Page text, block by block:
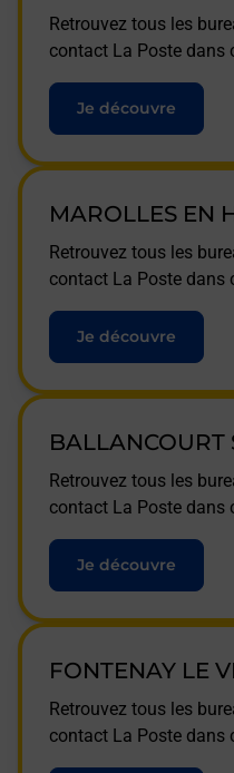
Retrouvez tous les
contact La Poste dans
Je découvre
MAROLLES EN
Retrouvez tous les
contact La Poste dans
Je découvre
BALLANCOURT
Retrouvez tous les
contact La Poste dans
Je découvre
FONTENAY LE
Retrouvez tous les
contact La Poste dans